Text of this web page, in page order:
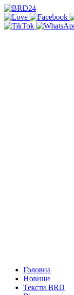
Головна
Новини
Тексти BRD